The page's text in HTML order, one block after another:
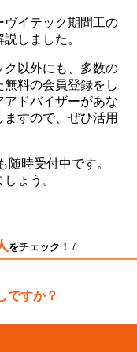
ヴイテック期間工の
しました。
ク以外にも、多数の
料の会員登録をし
ドバイザーがあな
すので、ぜひ活用
時受付中です。
ょう。
をチェック！ /
ですか？